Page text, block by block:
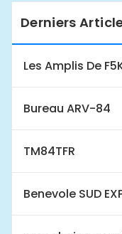
Derniers
Les Amplis De
Bureau ARV-84
TM84TFR
Benevole SUD